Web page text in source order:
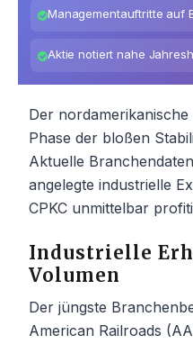
Managementauftritte auf
Aktie notiert nahe
Der
Phase der bloßen
Aktuelle
angelegte industrielle
CPKC unmittelbar
Industrielle
Volumen
Der jüngste
American Railroads